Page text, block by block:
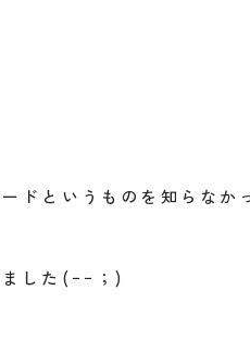
ドというものを知らなか
した ( ｰｰ；)